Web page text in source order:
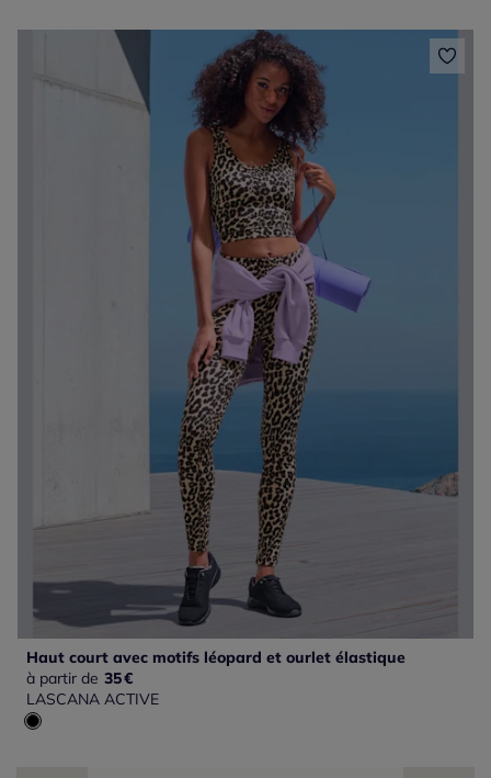
Haut court avec motifs léopard et ourlet élastique
à partir de 35€
LASCANA ACTIVE